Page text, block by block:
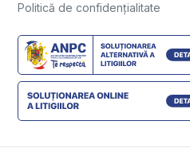
Politică de confidențialitate